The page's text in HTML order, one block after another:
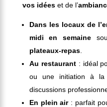
vos idéeset de l’
Dans les locaux de
midi en semaine
plateaux-repas.
Au restaurant: idéal
ou une initiation à
discussions
En plein air: parfait